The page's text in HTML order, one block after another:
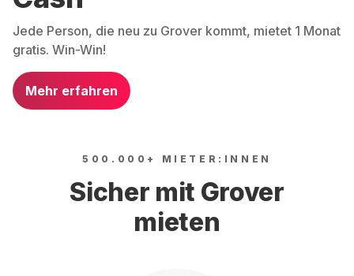
Jede Person, die neu zu Grover kommt, mietet 1 Monat
gratis. Win-Win!
Mehr erfahren
500.000+ MIETER:INNEN
Sicher mit Grover
mieten